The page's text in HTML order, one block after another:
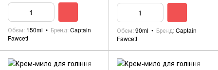
Обєм 150ml Бренд Captain
Fawcett
Обєм 90ml Бренд Captain
Fawcett